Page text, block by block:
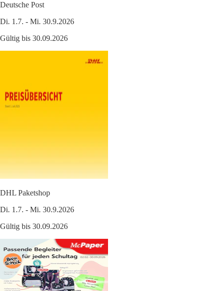
Deutsche Post
Di. 1.7. - Mi. 30.9.2026
Gültig bis 30.09.2026
DHL Paketshop
Di. 1.7. - Mi. 30.9.2026
Gültig bis 30.09.2026